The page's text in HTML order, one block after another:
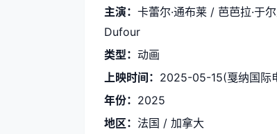
主演： 卡蕾尔·通布莱 / 芭芭拉·
Dufour
类型： 动画
上映时间： 2025-05-15(戛纳国际
年份： 2025
地区： 法国 / 加拿大